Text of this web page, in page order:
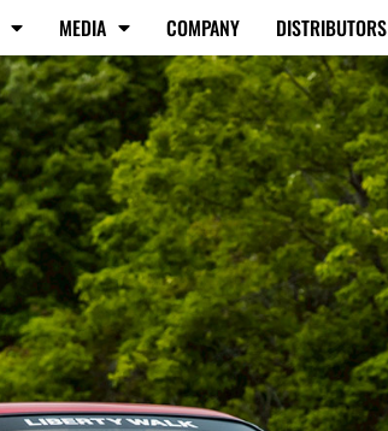
MEDIA COMPANY DISTRIBUTORS